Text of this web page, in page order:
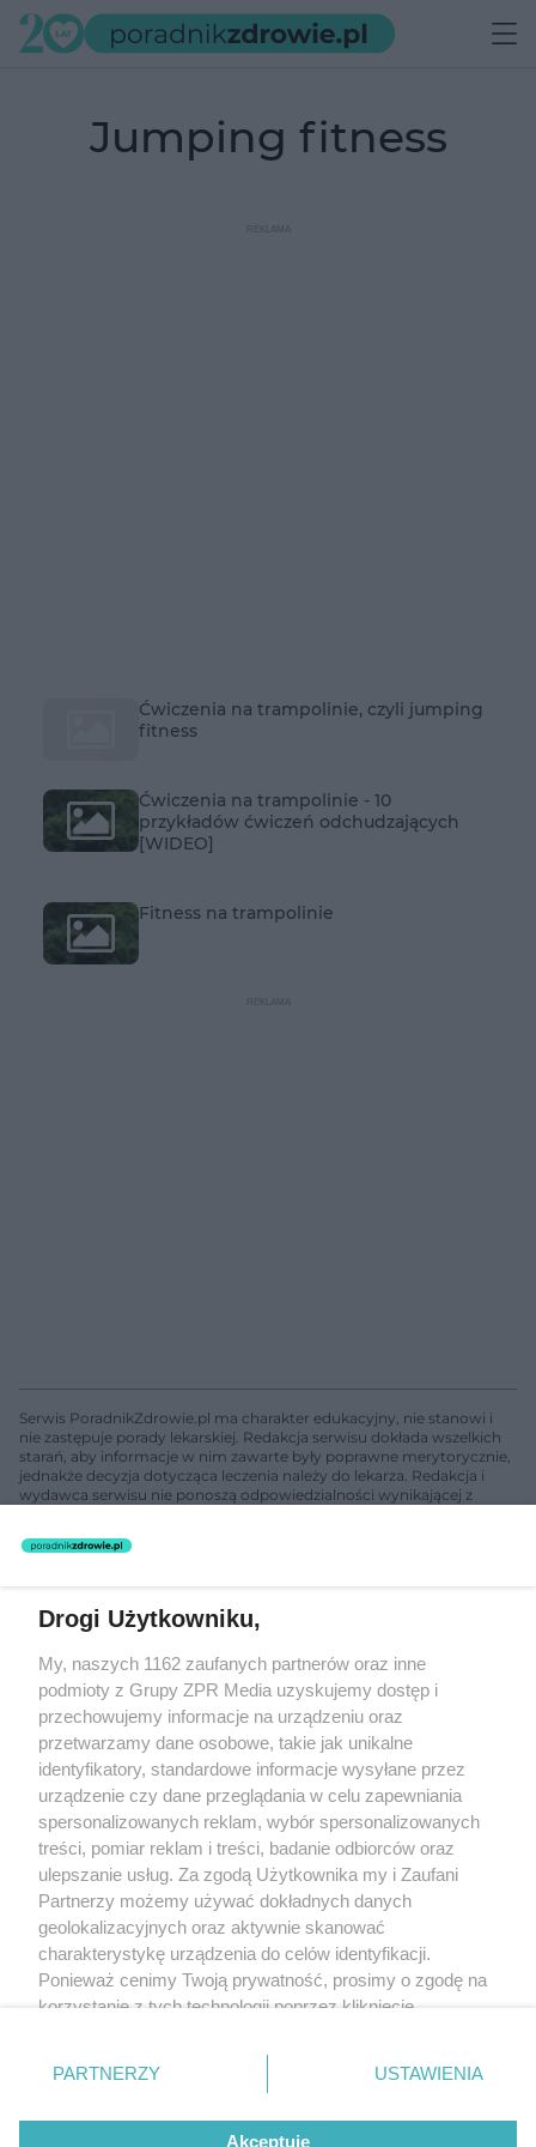
jumping fitness
Ćwiczenia na trampolinie, czyli jumping
fitness
Ćwiczenia na trampolinie - 10
przykładów ćwiczeń odchudzających
[WIDEO]
Fitness na trampolinie
Serwis PoradnikZdrowie.pl ma charakter edukacyjny, nie stanowi i
nie zastępuje porady lekarskiej. Redakcja serwisu dokłada wszelkich
starań, aby informacje w nim zawarte były poprawne merytorycznie,
jednakże decyzja dotycząca leczenia należy do lekarza. Redakcja i
wydawca serwisu nie ponoszą odpowiedzialności wynikającej z
świadczeń zdrowotnych w rozumieniu art. 3 ust 1 ustawy o
rozpowszechniany lub dalej rozpowszechniany w jakikolwiek sposób
(w tym także elektroniczny lub mechaniczny) na jakimkolwiek polu
eksploatacji w jakiejkolwiek formie, włącznie z umieszczaniem w
Internecie bez pisemnej zgody właściciela praw. Jakiekolwiek użycie
lub wykorzystanie utworów w całości lub w części z naruszeniem
prawa, tzn. bez właściwej zgody, jest zabronione pod groźbą kary i
może być ścigane prawnie.
O nas
Informacje prawne
Nasze serwisy
Drogi Użytkowniku,
My, naszych 1162 zaufanych partnerów oraz inne
podmioty z Grupy ZPR Media uzyskujemy dostęp i
przechowujemy informacje na urządzeniu oraz
przetwarzamy dane osobowe, takie jak unikalne
identyfikatory, standardowe informacje wysyłane przez
urządzenie czy dane przeglądania w celu zapewniania
spersonalizowanych reklam, wybór spersonalizowanych
treści, pomiar reklam i treści, badanie odbiorców oraz
ulepszanie usług. Za zgodą Użytkownika my i Zaufani
Partnerzy możemy używać dokładnych danych
geolokalizacyjnych oraz aktywnie skanować
charakterystykę urządzenia do celów identyfikacji.
Ponieważ cenimy Twoją prywatność, prosimy o zgodę na
korzystanie z tych technologii poprzez kliknięcie
zmienić/wycofać klikając przycisk ustawień prywatności
znajdujący się w lewym dolnym rogu strony
rodzaje przetwarzania danych nie wymagają zgody
użytkownika, ale masz prawo sprzeciwić się takiemu
PARTNERZY USTAWIENIA
Akceptuję